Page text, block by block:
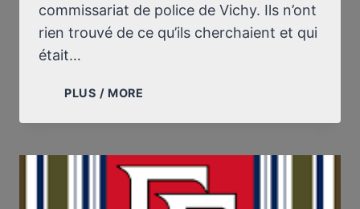
commissariat de police de Vichy. Ils n’ont
rien trouvé de ce qu’ils cherchaient et qui
était…
PLUS / MORE